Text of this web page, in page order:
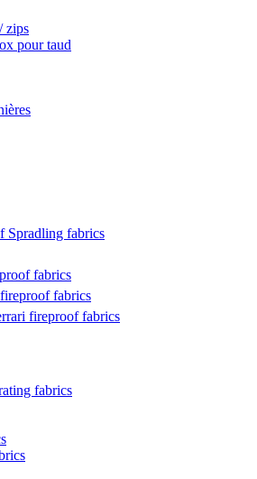
zips
pour taud
fabrics